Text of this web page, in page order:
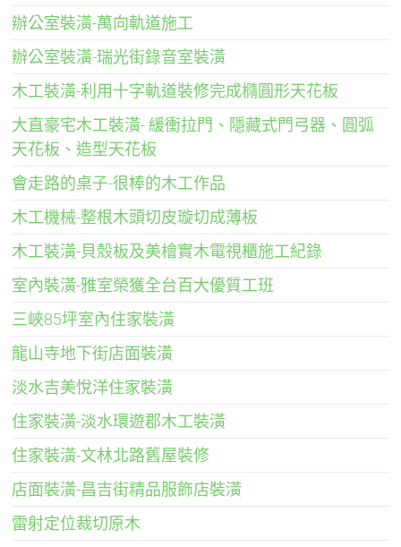
辦公室裝潢-萬向軌道施工
辦公室裝潢-瑞光街錄音室裝潢
木工裝潢-利用十字軌道裝修完成橢圓形天花板
大直豪宅木工裝潢- 緩衝拉門、隱藏式門弓器、圓弧
天花板、造型天花板
會走路的桌子-很棒的木工作品
木工機械-整根木頭切皮璇切成薄板
木工裝潢-貝殼板及美檜實木電視櫃施工紀錄
室內裝潢-雅室榮獲全台百大優質工班
三峽85坪室內住家裝潢
龍山寺地下街店面裝潢
淡水吉美悅洋住家裝潢
住家裝潢-淡水環遊郡木工裝潢
住家裝潢-文林北路舊屋裝修
店面裝潢-昌吉街精品服飾店裝潢
雷射定位裁切原木